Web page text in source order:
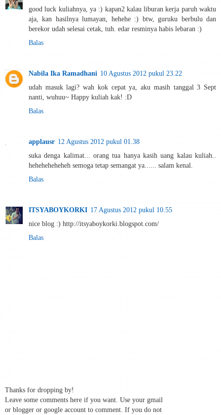
good luck kuliahnya, ya :) kapan2 kalau liburan kerja paruh waktu
aja, kan hasilnya lumayan, hehehe :) btw, guruku berbulu dan
berekor udah selesai cetak, tuh. edar resminya habis lebaran :)
Balas
Nabila Ika Ramadhani 10 Agustus 2012 pukul 23.22
udah masuk lagi? wah kok cepat ya, aku masih tanggal 3 Sept
nanti, wuhuu~ Happy kuliah kak! :D
Balas
applausr 12 Agustus 2012 pukul 01.38
suka denga kalimat... orang tua hanya kasih uang kalau kuliah..
heheheheheheh semoga tetap semangat ya...... salam kenal.
Balas
ITSYABOYKORKI 17 Agustus 2012 pukul 10.55
nice blog :) http://itsyaboykorki.blogspot.com/
Balas
Thanks for dropping by!
Leave some comments here if you want. Use your gmail
or blogger or google account to comment. If you do not